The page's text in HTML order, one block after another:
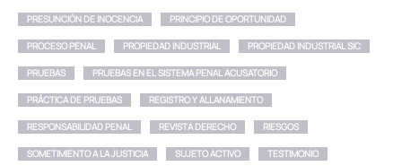
PRESUNCIÓN DE INOCENCIA PRINCIPIO DE OPORTUNIDAD
PROCESO PENAL PROPIEDAD INDUSTRIAL PROPIEDAD INDUSTRIAL SIC
PRUEBAS PRUEBAS EN EL SISTEMA PENAL ACUSATORIO
PRÁCTICA DE PRUEBAS REGISTRO Y ALLANAMIENTO
RESPONSABILIDAD PENAL REVISTA DERECHO RIESGOS
SOMETIMIENTO A LA JUSTICIA SUJETO ACTIVO TESTIMONIO